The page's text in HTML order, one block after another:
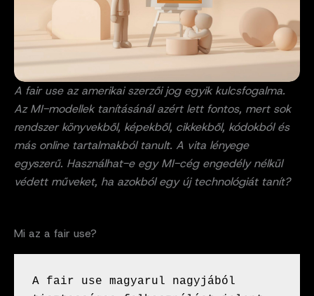
A fair use az amerikai szerzői jog egyik kulcsfogalma.
Az MI-modellek tanításánál azért lett fontos, mert sok
rendszer könyvekből, képekből, cikkekből, kódokból és
más online tartalmakból tanult. A vita lényege
egyszerű. Használhat-e egy MI-cég engedély nélkül
védett műveket, ha azokból egy új technológiát tanít?
Mi az a fair use?
A fair use magyarul nagyjából